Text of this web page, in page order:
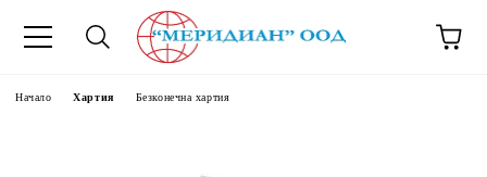
Начало Хартия Безконечна хартия